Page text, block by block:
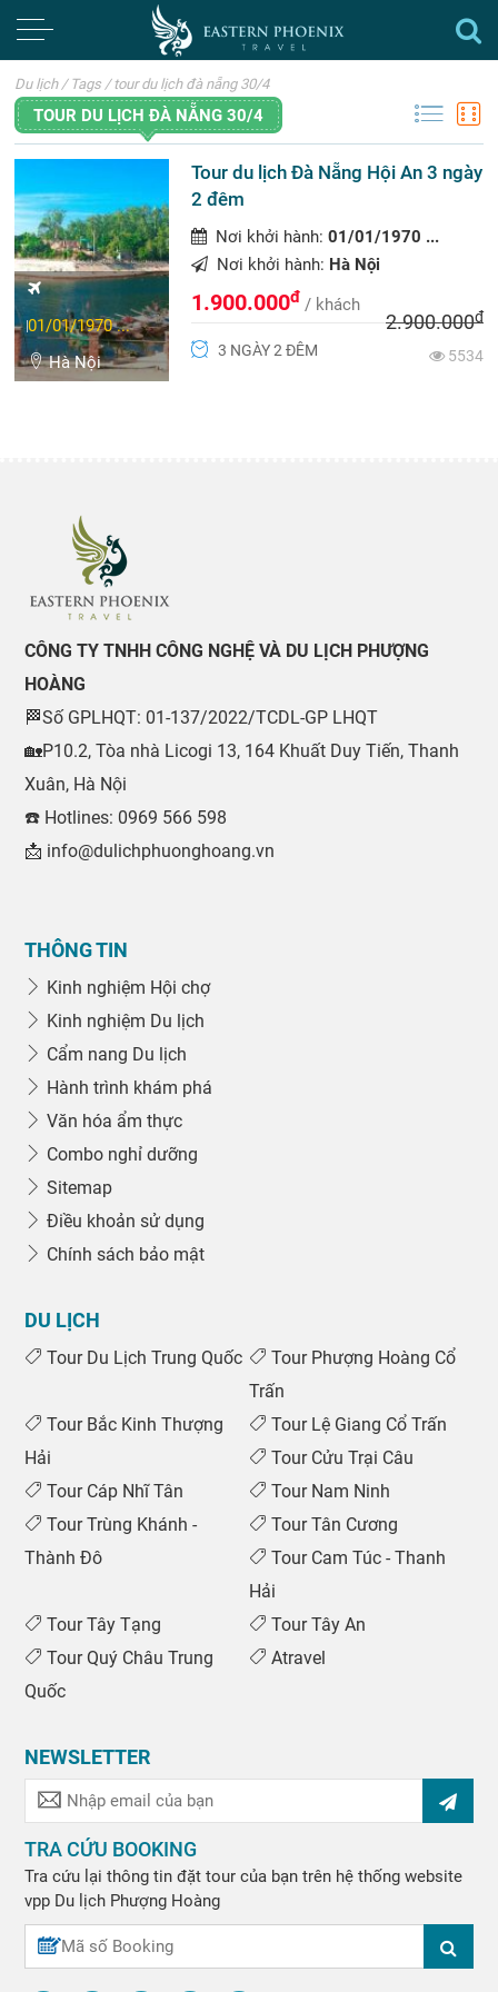
Du lịch / Tags / tour du lịch đà nẵng 30/4
TOUR DU LỊCH ĐÀ NẴNG 30/4
01/01/1970 ...
Hà Nội
Tour du lịch Đà Nẵng Hội An 3 ngày
2 đêm
Nơi khởi hành:01/01/1970 ...
Nơi khởi hành: Hà Nội
1.900.000đ / khách
2.900.000đ
3 NGÀY 2 ĐÊM
5534
CÔNG TY TNHH CÔNG NGHỆ VÀ DU LỊCH PHƯỢNG
HOÀNG
🏁Số GPLHQT: 01-137/2022/TCDL-GP LHQT
🏡P10.2, Tòa nhà Licogi 13, 164 Khuất Duy Tiến, Thanh
Xuân, Hà Nội
☎️ Hotlines: 0969 566 598
📩 info@dulichphuonghoang.vn
THÔNG TIN
Kinh nghiệm Hội chợ
Kinh nghiệm Du lịch
Cẩm nang Du lịch
Hành trình khám phá
Văn hóa ẩm thực
Combo nghỉ dưỡng
Sitemap
Điều khoản sử dụng
Chính sách bảo mật
DU LỊCH
Tour Du Lịch Trung Quốc
Tour Phượng Hoàng Cổ
Trấn
Tour Bắc Kinh Thượng
Hải
Tour Lệ Giang Cổ Trấn
Tour Cửu Trại Câu
Tour Cáp Nhĩ Tân
Tour Nam Ninh
Tour Trùng Khánh -
Thành Đô
Tour Tân Cương
Tour Cam Túc - Thanh
Hải
Tour Tây Tạng
Tour Tây An
Tour Quý Châu Trung
Quốc
Atravel
NEWSLETTER
TRA CỨU BOOKING
Tra cứu lại thông tin đặt tour của bạn trên hệ thống website
vpp Du lịch Phượng Hoàng